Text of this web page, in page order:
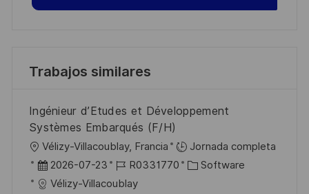
Trabajos similares
Ingénieur d’Etudes et Développement
Systèmes Embarqués (F/H)
U
b
Vélizy-Villacoublay, Francia
Jornada completa
F
e
2026-07-23
I
D
R0331770
C Software
Vélizy-Villacoublay